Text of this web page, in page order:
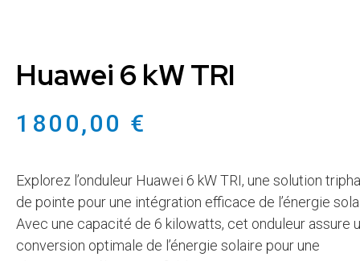
Huawei 6 kW TRI
1800,00 €
Explorez l’onduleur Huawei 6 kW TRI, une solution
de pointe pour une intégration efficace de l’énergie
Avec une capacité de 6 kilowatts, cet onduleur assure
conversion optimale de l’énergie solaire pour une